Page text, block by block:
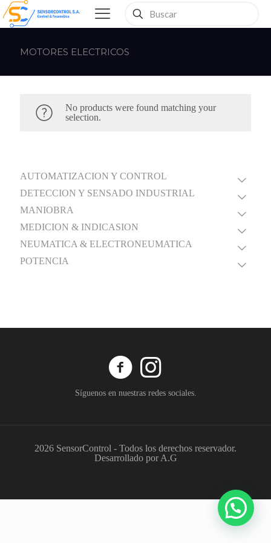
MOTORES ELECTRICOS
No products were found matching your
selection.
AUTOMATIZACION Y CONTROL
DETECCION Y SENSADO INDUSTRIAL
MANIOBRA
MEDICION & INDICASION
NEUMATICA & ELECTRONEUMATICA
POTENCIA
Síguenos en nuestras redes sociales.
2026 SensorControl - Todos los derechos reservador.
Desarrollado por A.G